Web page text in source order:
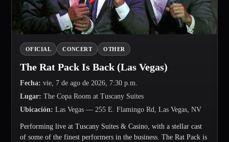
OFICIAL CONCERT OTHER
The Rat Pack Is Back (Las Vegas)
Fecha: vie, 7 de ago de 2026, 7:30 p.m.
Lugar: The Copa Room at Tuscany Suites
Ubicación: Las Vegas — 255 E. Flamingo Rd, Las Vegas, NV
Performing live at Tuscany Suites & Casino, with a stellar cast
of some of the finest performers in the business. The Rat Pack is